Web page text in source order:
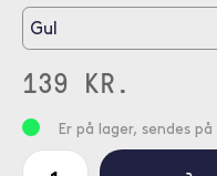
Gul
139 KR.
Er på lager, sendes